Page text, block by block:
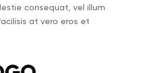
consequat, vel illum
at vero eros et